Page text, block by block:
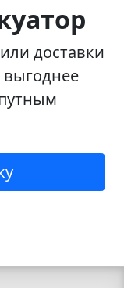
доставки
выгоднее